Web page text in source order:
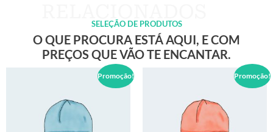
SELEÇÃO DE PRODUTOS
O QUE PROCURA ESTÁ AQUI, E COM
PREÇOS QUE VÃO TE ENCANTAR.
Promoção! Promoção!